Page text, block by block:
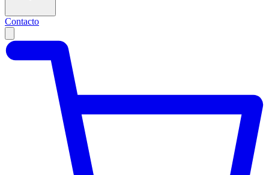
Contacto